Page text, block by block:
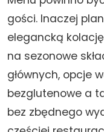
gości. Inaczej
elegancką
na sezonowe
głównych, opcje
bezglutenowe a
bez zbędnego